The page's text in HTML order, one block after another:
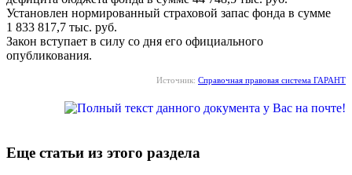
Установлен нормированный страховой запас фонда в сумме
1 833 817,7 тыс. руб.
Закон вступает в силу со дня его официального
опубликования.
Источник: Справочная правовая система ГАРАНТ
Еще статьи из этого раздела